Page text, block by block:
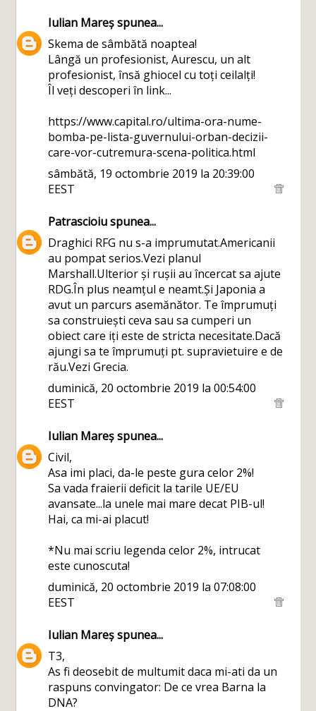
Iulian Mareșspunea...
Skema de sâmbătă noaptea!
Lângă un profesionist, Aurescu, un alt
profesionist, însă ghiocel cu toți ceilalți!
Îl veți descoperi în link...
https://www.capital.ro/ultima-ora-nume-
bomba-pe-lista-guvernului-orban-decizii-
care-vor-cutremura-scena-politica.html
sâmbătă, 19 octombrie 2019 la 20:39:00
EEST
Patrascioiuspunea...
Draghici RFG nu s-a imprumutat.Americanii
au pompat serios.Vezi planul
Marshall.Ulterior și rușii au încercat sa ajute
RDG.În plus neamțul e neamt.Și Japonia a
avut un parcurs asemănător. Te împrumuți
sa construiești ceva sau sa cumperi un
obiect care iți este de stricta necesitate.Dacă
ajungi sa te împrumuți pt. supravietuire e de
rău.Vezi Grecia.
duminică, 20 octombrie 2019 la 00:54:00
EEST
Iulian Mareșspunea...
Civil,
Asa imi placi, da-le peste gura celor 2%!
Sa vada fraierii deficit la tarile UE/EU
avansate...la unele mai mare decat PIB-ul!
Hai, ca mi-ai placut!
*Nu mai scriu legenda celor 2%, intrucat
este cunoscuta!
duminică, 20 octombrie 2019 la 07:08:00
EEST
Iulian Mareșspunea...
T3,
As fi deosebit de multumit daca mi-ati da un
raspuns convingator: De ce vrea Barna la
DNA?